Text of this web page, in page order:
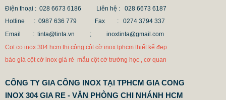
Điện thoại : 028 6673 6186
Liên hệ : 028 6673 6187
Hotline : 0987 636 779 Fax
: 0274 3794 337
Email : tinta@tinta.vn ;
inoxtinta@gmail.com
Cot co inox 304 hcm thi công cột cờ inox tphcm thiết kế đẹp
báo giá cột cờ inox giá rẻ mẫu cột cờ trường học , cơ quan
CÔNG TY GIA CÔNG INOX TẠI TPHCM GIA CONG
INOX 304 GIA RE - VĂN PHÒNG CHI NHÁNH HCM